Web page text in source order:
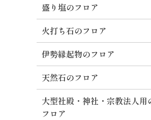
盛り塩のフロア
火打ち石のフロア
伊勢縁起物のフロア
天然石のフロア
大型社殿・神社・宗教法人用
フロア